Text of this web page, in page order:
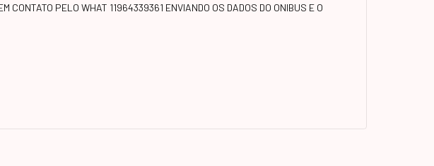
CONTATO PELO WHAT 11964339361 ENVIANDO OS DADOS DO ONIBUS E O